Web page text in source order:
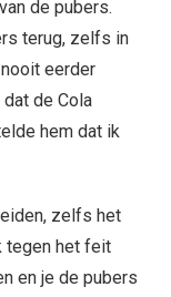
de pubers.
terug, zelfs in
eerder
de Cola
hem dat ik
zelfs het
tegen het feit
en je de pubers